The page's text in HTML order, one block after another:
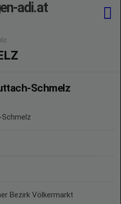
Schmelz
Bezirk Völkermarkt